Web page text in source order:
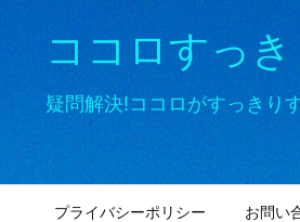
ココロすっ
疑問解決!ココロがすっきり
プライバシーポリシー お問い